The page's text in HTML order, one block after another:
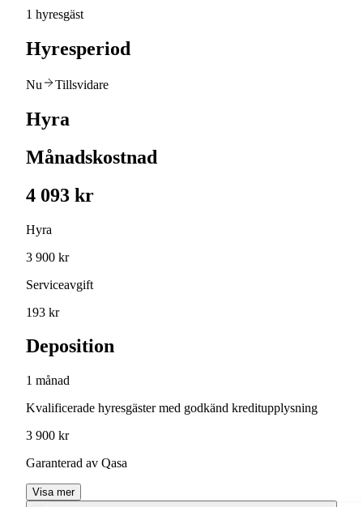
1 hyresgäst
Hyresperiod
Nu Tillsvidare
Hyra
Månadskostnad
4 093 kr
Hyra
3 900 kr
Serviceavgift
193 kr
Deposition
1 månad
Kvalificerade hyresgäster med godkänd kreditupplysning
3 900 kr
Garanterad av Qasa
Visa mer